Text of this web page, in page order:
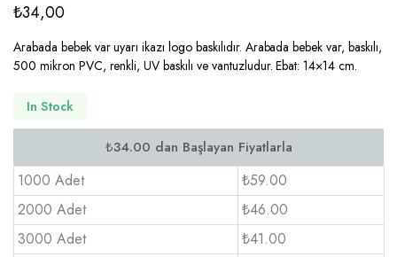
₺34,00
Arabada bebek var uyarı ikazı logo baskılıdır. Arabada bebek var, baskılı,
500 mikron PVC, renkli, UV baskılı ve vantuzludur. Ebat: 14×14 cm.
In Stock
1000 Adet
₺59.00
2000 Adet
₺46.00
3000 Adet
₺41.00